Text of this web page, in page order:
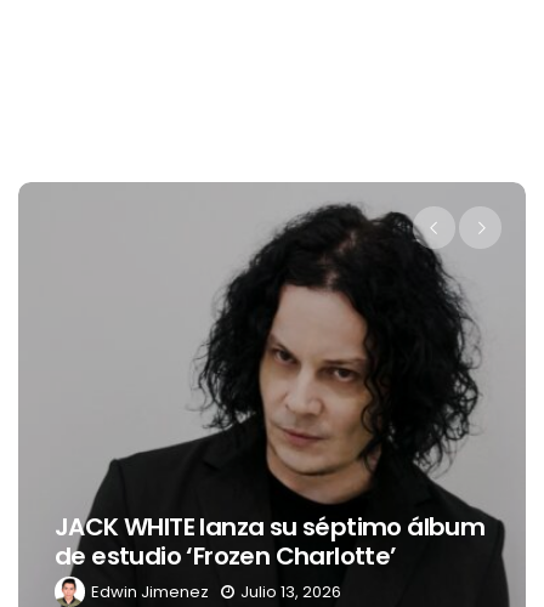
Levi’s® presenta a Belinda como su
nueva embajadora para
Latinoamérica
Edwin Jimenez Julio 13, 2026